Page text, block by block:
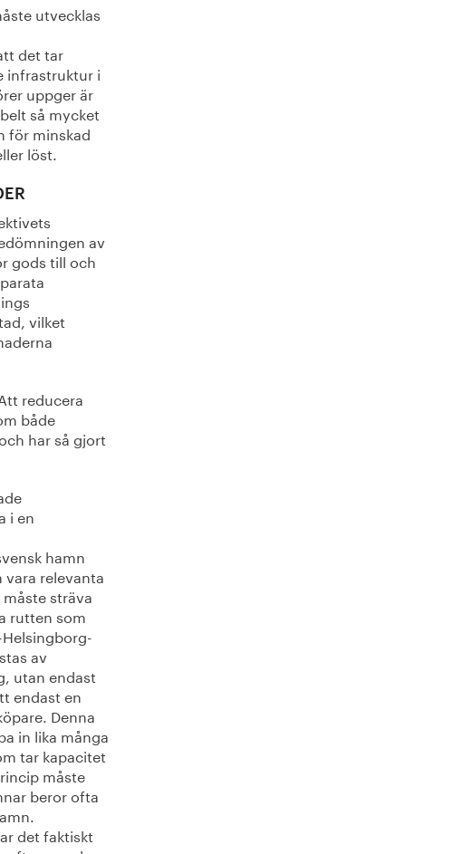
utvecklas
det tar
infrastruktur i
uppger är
så mycket
för minskad
löst.
av
gods till och
vilket
reducera
både
har så gjort
i en
hamn
relevanta
sträva
rutten som
av
utan endast
endast en
Denna
in lika många
tar kapacitet
måste
beror ofta
det faktiskt